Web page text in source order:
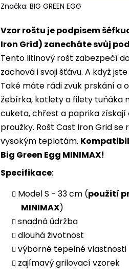
produktu
0,0
z
5
hvězdiček.
Značka: BIG GREEN EGG
Vzor roštu je podpisem
Iron Grid) zanecháte svůj
Tento litinový rošt zabezpečí
zachová i svoji šťávu. A když
Také máte rádi zvuk prskání a
žebírka, kotlety a filety tuňáka
cuketa, chřest a paprika
proužky. Rošt Cast Iron Grid
vysokým teplotám.
Big Green Egg MINIMAX!
Specifikace:
Model S - 33 cm (použití
MINIMAX)
snadná údržba
dlouhá životnost
výborné tepelné vlastnosti
zajímavý grilovací vzorek